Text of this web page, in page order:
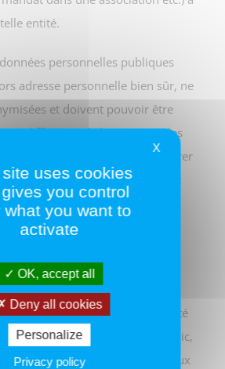
entité.
personnelles publiques
adresse personnelle bien sûr, ne
et doivent pouvoir être
rediffusées à l’identique par les
il ne s’agit pas ici de considérer
le cadre de leur activité privée et
dans le cadre de leur
de ces données
ou suppression ne
effectuée qu’auprès de l’Autorité
du répertoire ou du registre public,
communiquer les évolutions aux
X
uses cookies
you control
what you want to
activate
OK, accept all
Deny all cookies
Personalize
Privacy policy